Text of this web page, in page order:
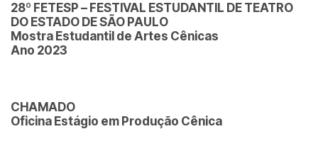
28º FETESP – FESTIVAL ESTUDANTIL DE TEATRO
DO ESTADO DE SÃO PAULO
Mostra Estudantil de Artes Cênicas
Ano 2023
CHAMADO
Oficina Estágio em Produção Cênica